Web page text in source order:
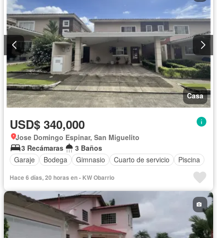
Casa
USD$ 340,000
Jose Domingo Espinar, San Miguelito
3 Recámaras
3 Baños
Garaje
Bodega Gimnasio Cuarto de servicio Piscina
Hace 6 días, 20 horas en - KW Obarrio